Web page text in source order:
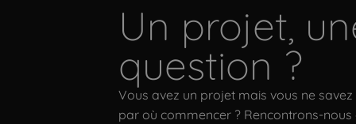
Un projet, une question ?
Un projet,
question ?
Vous avez un projet mais vous ne savez
par où commencer ? Rencontrons-nous